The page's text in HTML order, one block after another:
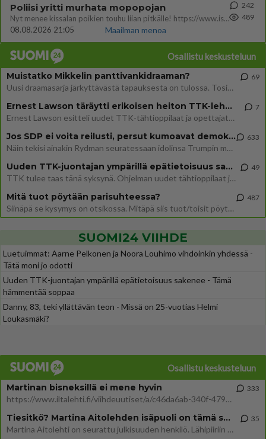
Poliisi yritti murhata mopopojan
Nyt menee kissalan poikien touhu liian pitkälle! https://www.is.fi/kotimaa/art-2000012193221.html Karu video mopomiiti
08.08.2026 21:05
Maailman menoa
242
489
Osallistu keskusteluun
Muistatko Mikkelin panttivankidraaman?
Uusi draamasarja järkyttävästä tapauksesta on tulossa. Tositapahtumiin perustuva sarja ammentaa vuoden 1986 Mikkelin pan
69
Ernest Lawson täräytti erikoisen heiton TTK-lehdistötilaisuudessa: " Onko tässä tarkoituksena...?"
Ernest Lawson esitteli uudet TTK-tähtioppilaat ja opettajat torstaina 6.8. lehdistölle. Tulevalla kaudella on yksi hausk
7
Jos SDP ei voita reilusti, persut kumoavat demokratian Suomesta
Näin tekisi ainakin Rydman seuratessaan idolinsa Trumpin mallia https://www.is.fi/politiikka/art-2000012187244.html
633
Uuden TTK-juontajan ympärillä epätietoisuus sakenee - Nyt MTV hämmentää soppaa
TTK tulee taas tänä syksynä. Ohjelman uudet tähtioppilaat julkistetaan torstaina 6. elokuuta klo 14 alkavassa lehdistö
49
Mitä tuot pöytään parisuhteessa?
Siinäpä se kysymys on otsikossa. Mitäpä siis tuot/toisit pöytään parisuhteessa? Oletko mies vai nainen? Koetko sen mitä
487
SUOMI24 VIIHDE
Luetuimmat: Aarne Pelkonen ja Noora Louhimo vihdoinkin yhdessä -
Tätä moni jo odotti
Uuden TTK-juontajan ympärillä epätietoisuus sakenee - Tämä
hämmentää soppaa
Danny, 83, teki yllättävän teon - Missä on 25-vuotias Helmi
Loukasmäki?
Osallistu keskusteluun
Martinan bisneksillä ei mene hyvin
https://www.iltalehti.fi/viihdeuutiset/a/c46da6ab-340f-4790-aaa7-0865eed2336 Yrityksen konkurssihakemus on tullut kärä
333
Tiesitkö? Martina Aitolehden isäpuoli on tämä suosittu laulaja
Martina Aitolehti on seurattu julkisuuden henkilö. Lähipiiriin mahtuu muitakin tunnettuja henkilöitä. Tiesitkö, että Ma
35